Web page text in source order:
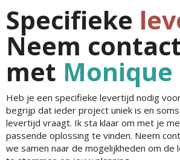
Specifieke
Neem
met Monique
Heb je een specifieke levertijd nodig
begrijp dat ieder project uniek is en
levertijd vraagt. Ik sta klaar om met je
passende oplossing te vinden. Neem
we samen naar de mogelijkheden om de